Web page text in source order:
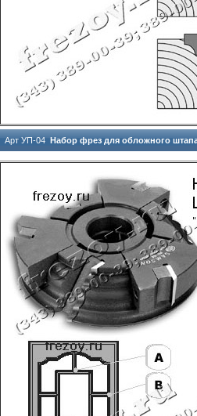
Арт УП-04 Набор фрез для обложного